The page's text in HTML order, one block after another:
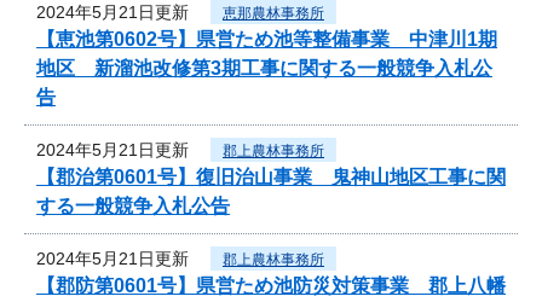
2024年5月21日更新 恵那農林事務所
【恵池第0602号】県営ため池等整備事業 中津川1期
地区 新溜池改修第3期工事に関する一般競争入札公
告
2024年5月21日更新 郡上農林事務所
【郡治第0601号】復旧治山事業 鬼神山地区工事に関
する一般競争入札公告
2024年5月21日更新 郡上農林事務所
【郡防第0601号】県営ため池防災対策事業 郡上八幡